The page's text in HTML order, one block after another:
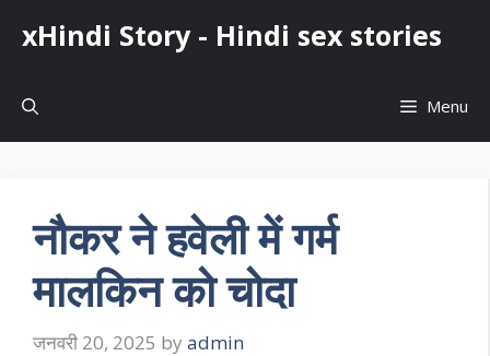
xHindi Story - Hindi sex stories
Menu
नौकर ने हवेली में गर्म
मालकिन को चोदा
जनवरी 20, 2025 by admin